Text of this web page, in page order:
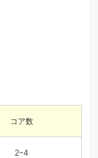
コア数
2~4